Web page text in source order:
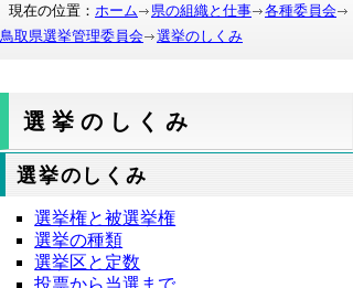
現在の位置： ホーム 県の組織と仕事
各種委員会
鳥取県選挙管理委員会
選挙のしくみ
選挙のしくみ
選挙のしくみ
選挙権と被選挙権
選挙の種類
選挙区と定数
投票から当選まで